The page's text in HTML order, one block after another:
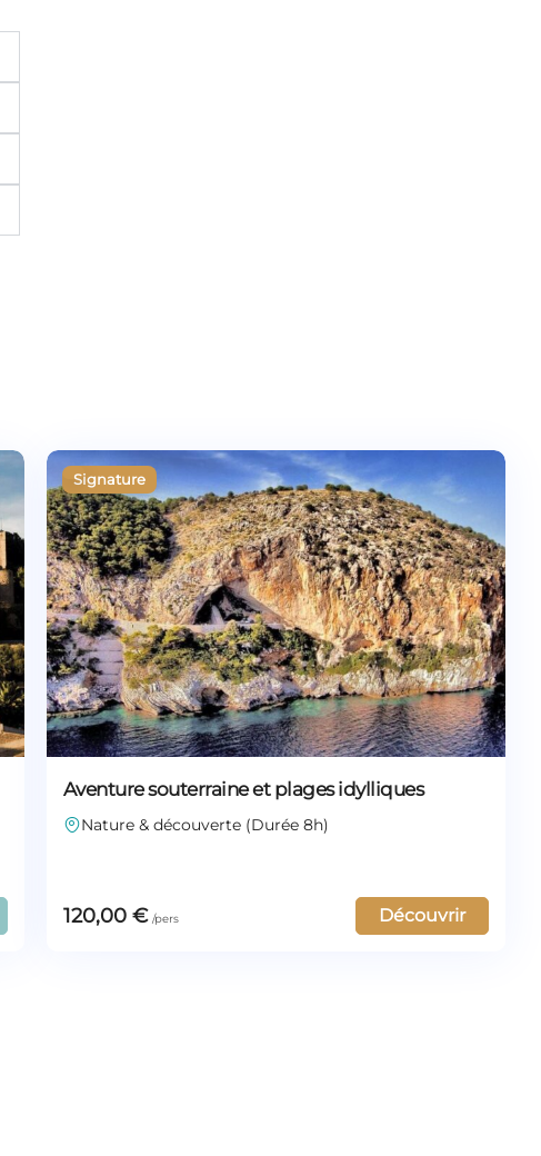
Aventure souterraine et plages idylliques
Nature & découverte (Durée 8h)
120,00 € Découvrir